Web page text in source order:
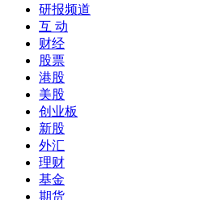
研报频道
互 动
财经
股票
港股
美股
创业板
新股
外汇
理财
基金
期货